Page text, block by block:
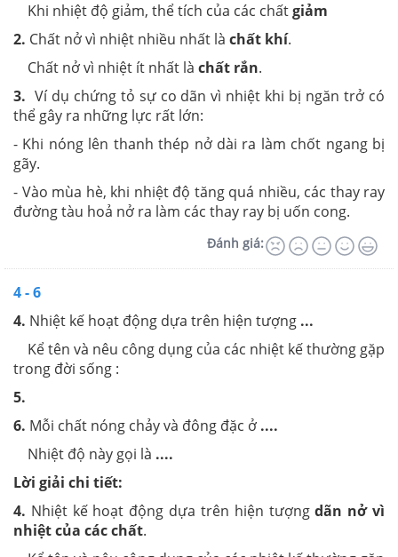
Khi nhiệt độ giảm, thể tích của các chấtgiảm
2. Chất nở vì nhiệt nhiều nhất là chất khí.
Chất nở vì nhiệt ít nhất là chất rắn.
3. Ví dụ chứng tỏ sự co dãn vì nhiệt khi bị ngăn trở có
thể gây ra những lực rất lớn:
- Khi nóng lên thanh thép nở dài ra làm chốt ngang bị
gãy.
- Vào mùa hè, khi nhiệt độ tăng quá nhiều, các thay ray
đường tàu hoả nở ra làm các thay ray bị uốn cong.
Đánh giá:
4 - 6
4. Nhiệt kế hoạt động dựa trên hiện tượng ...
Kể tên và nêu công dụng của các nhiệt kế thường gặp
trong đời sống :
5.
6. Mỗi chất nóng chảy và đông đặc ở ....
Nhiệt độ này gọi là ....
Lời giải chi tiết:
4. Nhiệt kế hoạt động dựa trên hiện tượngdãn nở vì
nhiệt của các chất.